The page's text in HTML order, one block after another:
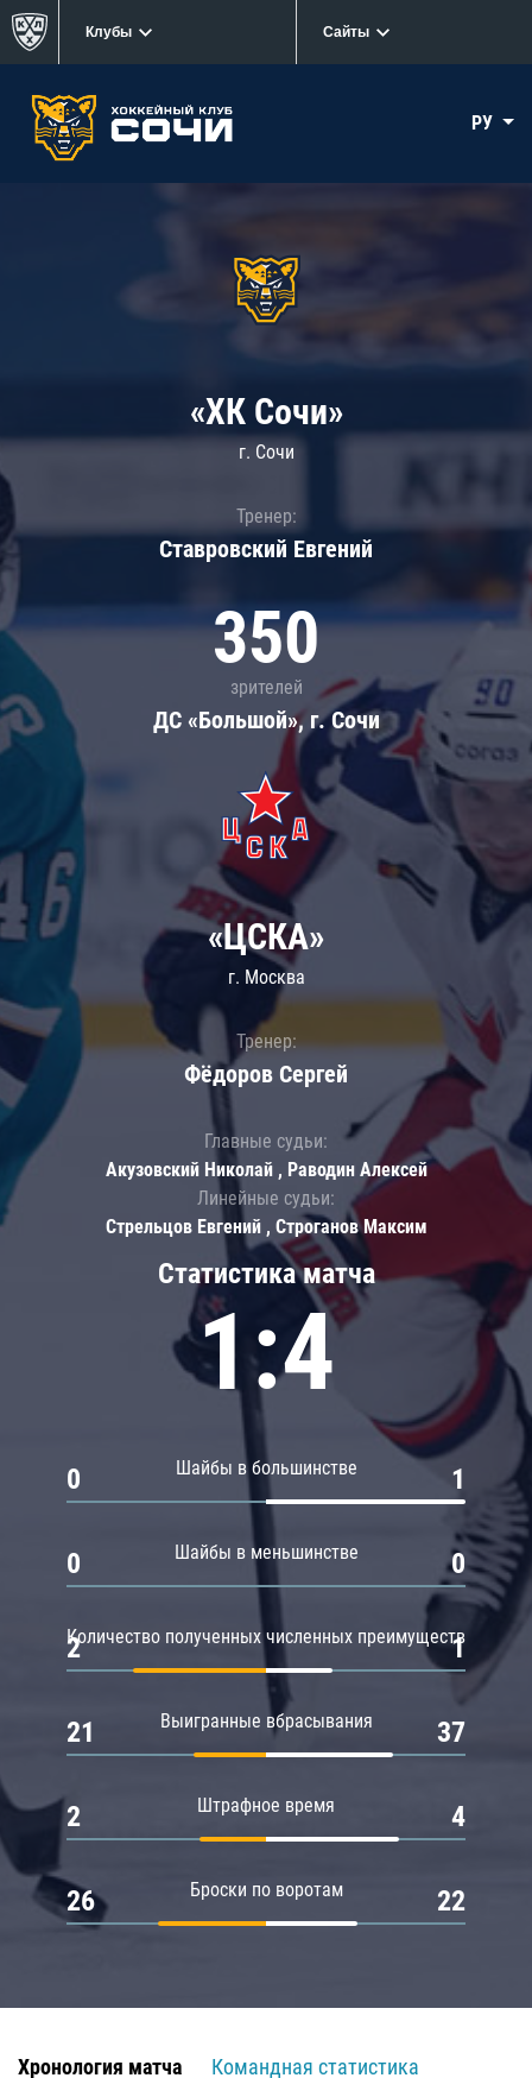
Клубы Сайты
РУ
«ХК Сочи»
г. Сочи
Тренер:
Ставровский Евгений
350
зрителей
ДС «Большой», г. Сочи
Статистика матча
1:4
Шайбы в большинстве
0 1
Шайбы в меньшинстве
0 0
Количество полученных численных преимуществ
2 1
Выигранные вбрасывания
21 37
Штрафное время
2 4
Броски по воротам
26 22
«ЦСКА»
г. Москва
Тренер:
Фёдоров Сергей
Главные судьи:
Акузовский Николай , Раводин Алексей
Линейные судьи:
Стрельцов Евгений , Строганов Максим
Хронология матча
Командная статистика